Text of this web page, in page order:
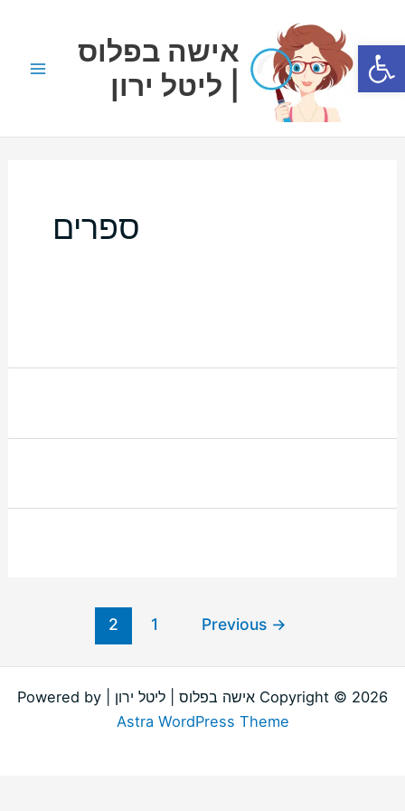
פתח סרגל נגישות
אישה בפלוס
| ליטל ירון
ספרים
→
Previous
1
2
Copyright © 2026 אישה בפלוס | ליטל ירון | Powered by
Astra WordPress Theme